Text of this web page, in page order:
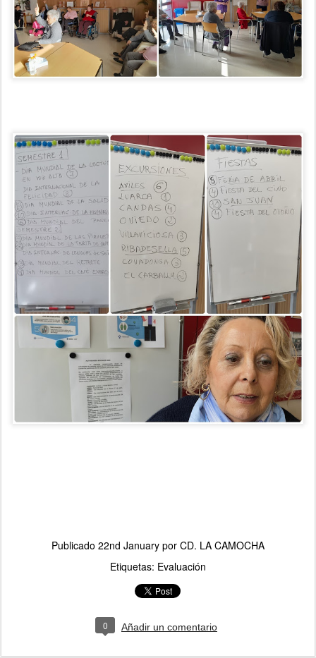
Publicado 22nd January por CD. LA CAMOCHA
Etiquetas: Evaluación
0 Añadir un comentario